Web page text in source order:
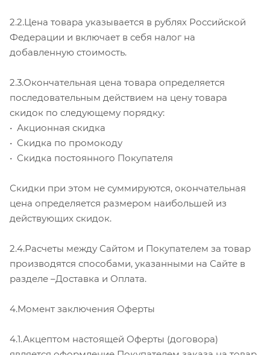
2.2.Цена товара указывается в рублях Российской
Федерации и включает в себя налог на
добавленную стоимость.
2.3.Окончательная цена товара определяется
последовательным действием на цену товара
скидок по следующему порядку:
• Акционная скидка
• Скидка по промокоду
• Скидка постоянного Покупателя
Скидки при этом не суммируются, окончательная
цена определяется размером наибольшей из
действующих скидок.
2.4.Расчеты между Сайтом и Покупателем за товар
производятся способами, указанными на Сайте в
разделе –Доставка и Оплата.
4.Момент заключения Оферты
4.1.Акцептом настоящей Оферты (договора)